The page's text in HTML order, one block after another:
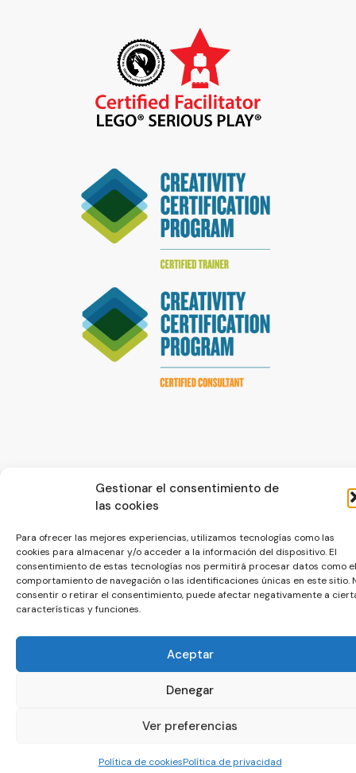
Gestionar el consentimiento de
las cookies
Para ofrecer las mejores experiencias, utilizamos tecnologías como las
cookies para almacenar y/o acceder a la información del dispositivo. El
consentimiento de estas tecnologías nos permitirá procesar datos como el
comportamiento de navegación o las identificaciones únicas en este sitio.
consentir o retirar el consentimiento, puede afectar negativamente a
características y funciones.
Aceptar
Denegar
Ver preferencias
Política de cookiesPolítica de privacidad
© La Servilleta - El Blog de Paco Prieto
Política de cookiesPolítica de privacidad